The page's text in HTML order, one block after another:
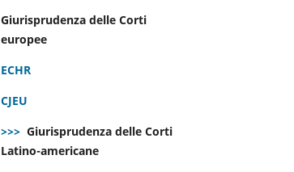
Giurisprudenza delle Corti
europee
ECHR
CJEU
>>> Giurisprudenza delle Corti
Latino-americane